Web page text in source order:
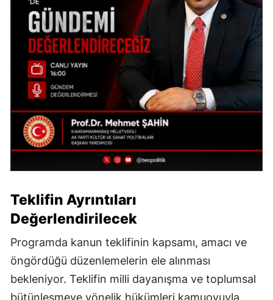
Teklifin Ayrıntıları
Değerlendirilecek
Programda kanun teklifinin kapsamı, amacı ve
öngördüğü düzenlemelerin ele alınması
bekleniyor. Teklifin milli dayanışma ve toplumsal
bütünleşmeye yönelik hükümleri kamuoyuyla